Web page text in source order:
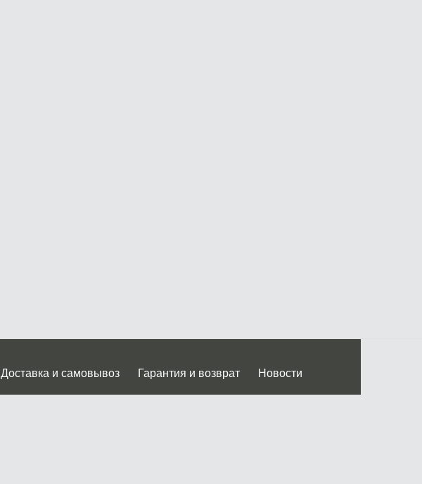
Доставка и самовывоз Гарантия и возврат Новости